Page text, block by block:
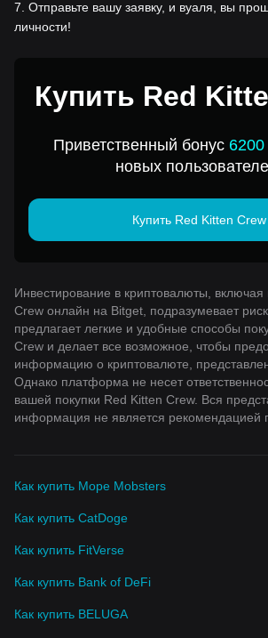
7 Отправьте вашу заявку, и вуаля, вы
личности!
Купить Red
за 1USD
Приветственный бонус
новых
Купить Red Kitten Crew
Инвестирование в криптовалюты, включая
Crew онлайн на Bitget, подразумевает
предлагает легкие и удобные способы
Crew и делает все возможное, чтобы
информацию о криптовалюте,
Однако платформа не несет
вашей покупки Red Kitten Crew. Вся
информация не является рекомендацией
Как купить Mope Mobsters
Как купить CatDoge
Как купить FitVerse
Как купить Bank of DeFi
Как купить BELUGA